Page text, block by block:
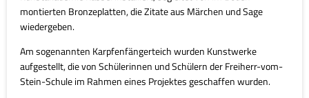
montierten Bronzeplatten, die Zitate aus Märchen und Sage
wiedergeben.
Am sogenannten Karpfenfängerteich wurden Kunstwerke
aufgestellt, die von Schülerinnen und Schülern der Freiherr-vom-
Stein-Schule im Rahmen eines Projektes geschaffen wurden.